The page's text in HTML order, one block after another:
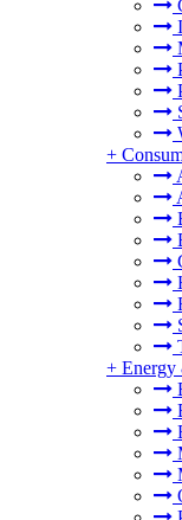
+
+ Energy